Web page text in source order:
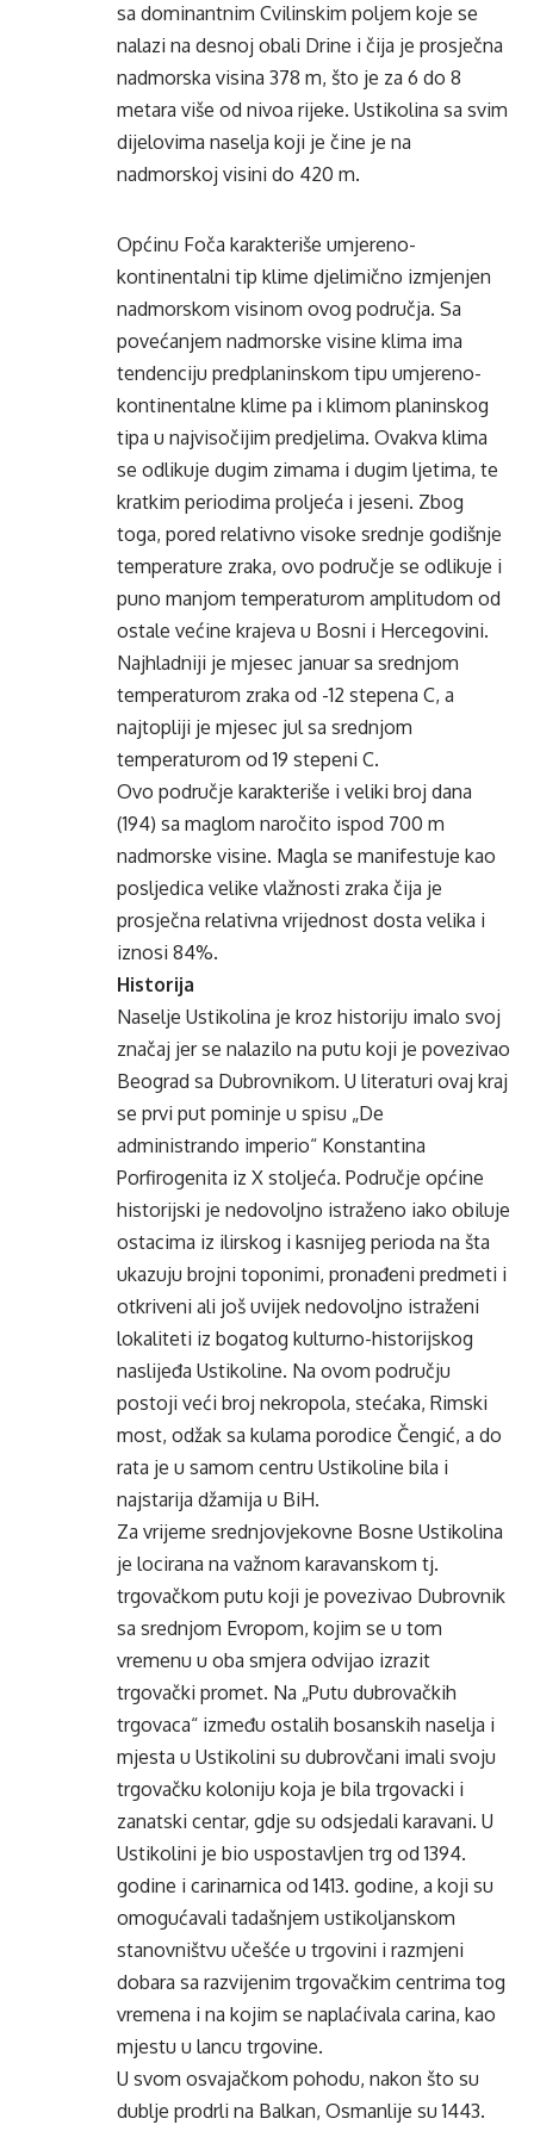
sa dominantnim Cvilinskim poljem koje se
nalazi na desnoj obali Drine i čija je prosječna
nadmorska visina 378 m, što je za 6 do 8
metara više od nivoa rijeke. Ustikolina sa svim
dijelovima naselja koji je čine je na
nadmorskoj visini do 420 m.
Općinu Foča karakteriše umjereno-
kontinentalni tip klime djelimično izmjenjen
nadmorskom visinom ovog područja. Sa
povećanjem nadmorske visine klima ima
tendenciju predplaninskom tipu umjereno-
kontinentalne klime pa i klimom planinskog
tipa u najvisočijim predjelima. Ovakva klima
se odlikuje dugim zimama i dugim ljetima, te
kratkim periodima proljeća i jeseni. Zbog
toga, pored relativno visoke srednje godišnje
temperature zraka, ovo područje se odlikuje i
puno manjom temperaturom amplitudom od
ostale većine krajeva u Bosni i Hercegovini.
Najhladniji je mjesec januar sa srednjom
temperaturom zraka od -12 stepena C, a
najtopliji je mjesec jul sa srednjom
temperaturom od 19 stepeni C.
Ovo područje karakteriše i veliki broj dana
(194) sa maglom naročito ispod 700 m
nadmorske visine. Magla se manifestuje kao
posljedica velike vlažnosti zraka čija je
prosječna relativna vrijednost dosta velika i
iznosi 84%.
Historija
Naselje Ustikolina je kroz historiju imalo svoj
značaj jer se nalazilo na putu koji je povezivao
Beograd sa Dubrovnikom. U literaturi ovaj kraj
se prvi put pominje u spisu „De
administrando imperio“ Konstantina
Porfirogenita iz X stoljeća. Područje općine
historijski je nedovoljno istraženo iako obiluje
ostacima iz ilirskog i kasnijeg perioda na šta
ukazuju brojni toponimi, pronađeni predmeti i
otkriveni ali još uvijek nedovoljno istraženi
lokaliteti iz bogatog kulturno-historijskog
naslijeđa Ustikoline. Na ovom području
postoji veći broj nekropola, stećaka, Rimski
most, odžak sa kulama porodice Čengić, a do
rata je u samom centru Ustikoline bila i
najstarija džamija u BiH.
Za vrijeme srednjovjekovne Bosne Ustikolina
je locirana na važnom karavanskom tj.
trgovačkom putu koji je povezivao Dubrovnik
sa srednjom Evropom, kojim se u tom
vremenu u oba smjera odvijao izrazit
trgovački promet. Na „Putu dubrovačkih
trgovaca“ između ostalih bosanskih naselja i
mjesta u Ustikolini su dubrovčani imali svoju
trgovačku koloniju koja je bila trgovacki i
zanatski centar, gdje su odsjedali karavani. U
Ustikolini je bio uspostavljen trg od 1394.
godine i carinarnica od 1413. godine, a koji su
omogućavali tadašnjem ustikoljanskom
stanovništvu učešće u trgovini i razmjeni
dobara sa razvijenim trgovačkim centrima tog
vremena i na kojim se naplaćivala carina, kao
mjestu u lancu trgovine.
U svom osvajačkom pohodu, nakon što su
dublje prodrli na Balkan, Osmanlije su 1443.